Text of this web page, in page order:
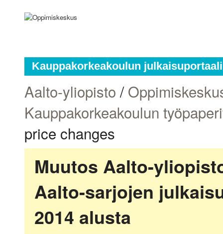
Kauppakorkeakoulun julkaisuportaali
Aalto-yliopisto /
Kauppakorkeakoulun
price changes
Muutos Aalto-
Aalto-sarjojen
2014 alusta